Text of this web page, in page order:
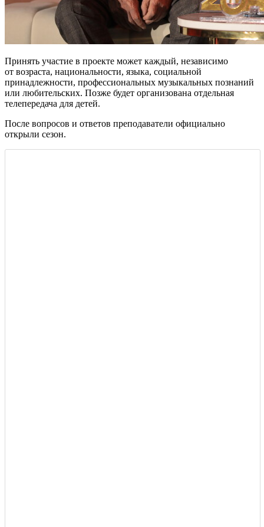
Принять участие в проекте может каждый, независимо
от возраста, национальности, языка, социальной
принадлежности, профессиональных музыкальных познаний
или любительских. Позже будет организована отдельная
телепередача для детей.
После вопросов и ответов преподаватели официально
открыли сезон.